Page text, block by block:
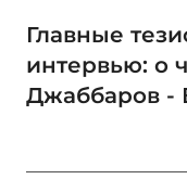
Главные
интервью: о
Джаббаров -